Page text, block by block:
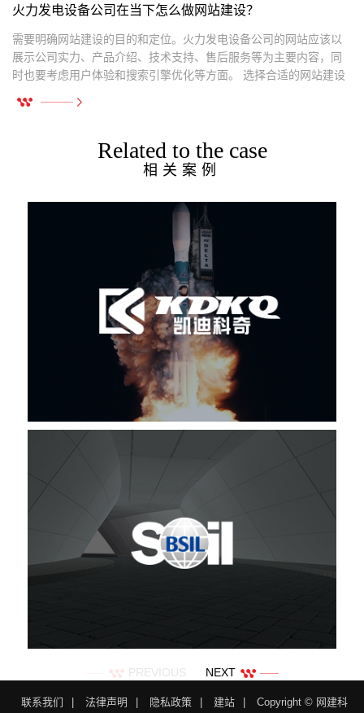
火力发电设备公司在当下怎么做网站建设？
需要明确网站建设的目的和定位。火力发电设备公司的网站应该以
展示公司实力、产品介绍、技术支持、售后服务等为主要内容，同
时也要考虑用户体验和搜索引擎优化等方面。 选择合适的网站建设
Related to the case
相关案例
PREVIOUS NEXT
联系我们 法律声明 隐私政策 建站 Copyright © 网建科